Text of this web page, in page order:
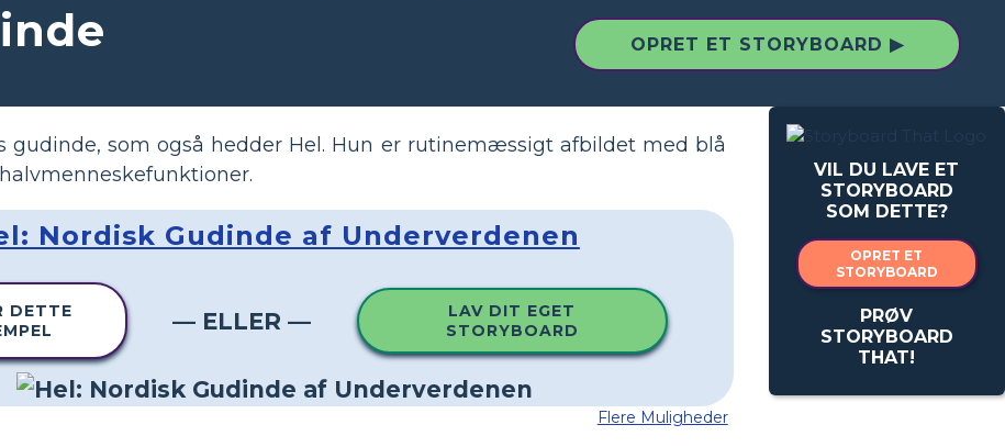
OPRET ET STORYBOARD ▶
VIL DU LAVE ET
STORYBOARD
SOM DETTE?
OPRET ET
STORYBOARD
PRØV
STORYBOARD
THAT!
gudinde, som også hedder Hel. Hun er rutinemæssigt afbildet med blå
Nordisk Gudinde af Underverdenen
DETTE
— ELLER —
LAV DIT EGET
STORYBOARD
Flere Muligheder